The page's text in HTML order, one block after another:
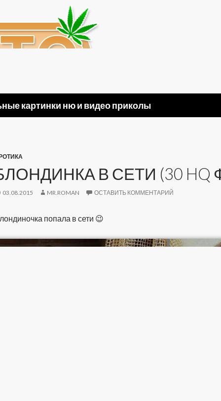
картинки ню и видео приколы
В СЕТИ (30 HQ
03.08.2015 MR.ROMAN ОСТАВИТЬ КОММЕНТАРИЙ
попала в сети 😉